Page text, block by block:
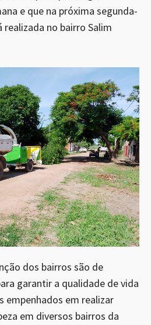
e que na próxima segunda-
no bairro Salim
dos bairros são de
garantir a qualidade de vida
empenhados em realizar
em diversos bairros da